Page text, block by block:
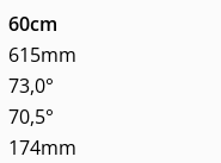
60cm
615mm
73,0°
70,5°
174mm